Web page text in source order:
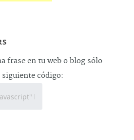
frase en tu web o blog sólo
código: